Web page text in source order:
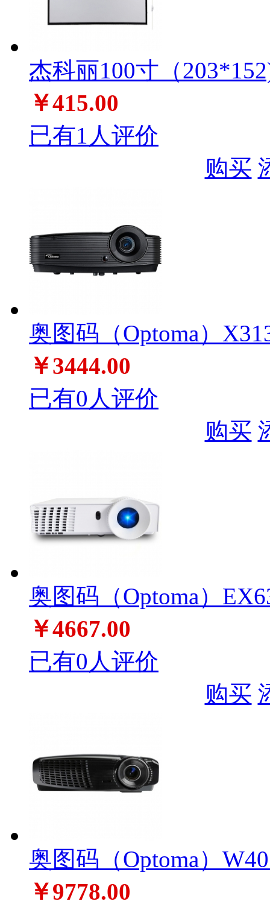
杰科丽100寸（
￥415.00
已有1人评价
购买
奥图码（Optoma）
￥3444.00
已有0人评价
购买
奥图码（Optoma）
￥4667.00
已有0人评价
购买
奥图码（Optoma）
￥9778.00